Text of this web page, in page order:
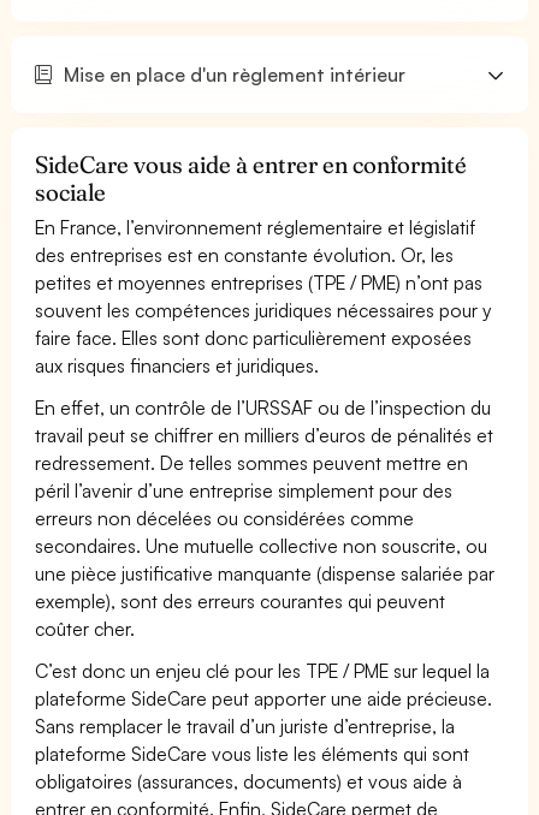
Mise en place d'un règlement intérieur
SideCare vous aide à entrer en conformité
sociale
En France, l’environnement réglementaire et législatif
des entreprises est en constante évolution. Or, les
petites et moyennes entreprises (TPE / PME) n’ont pas
souvent les compétences juridiques nécessaires pour y
faire face. Elles sont donc particulièrement exposées
aux risques financiers et juridiques.
En effet, un contrôle de l’URSSAF ou de l’inspection du
travail peut se chiffrer en milliers d’euros de pénalités et
redressement. De telles sommes peuvent mettre en
péril l’avenir d’une entreprise simplement pour des
erreurs non décelées ou considérées comme
secondaires. Une mutuelle collective non souscrite, ou
une pièce justificative manquante (dispense salariée par
exemple), sont des erreurs courantes qui peuvent
coûter cher.
C’est donc un enjeu clé pour les TPE / PME sur lequel la
plateforme SideCare peut apporter une aide précieuse.
Sans remplacer le travail d’un juriste d’entreprise, la
plateforme SideCare vous liste les éléments qui sont
obligatoires (assurances, documents) et vous aide à
entrer en conformité. Enfin, SideCare permet de